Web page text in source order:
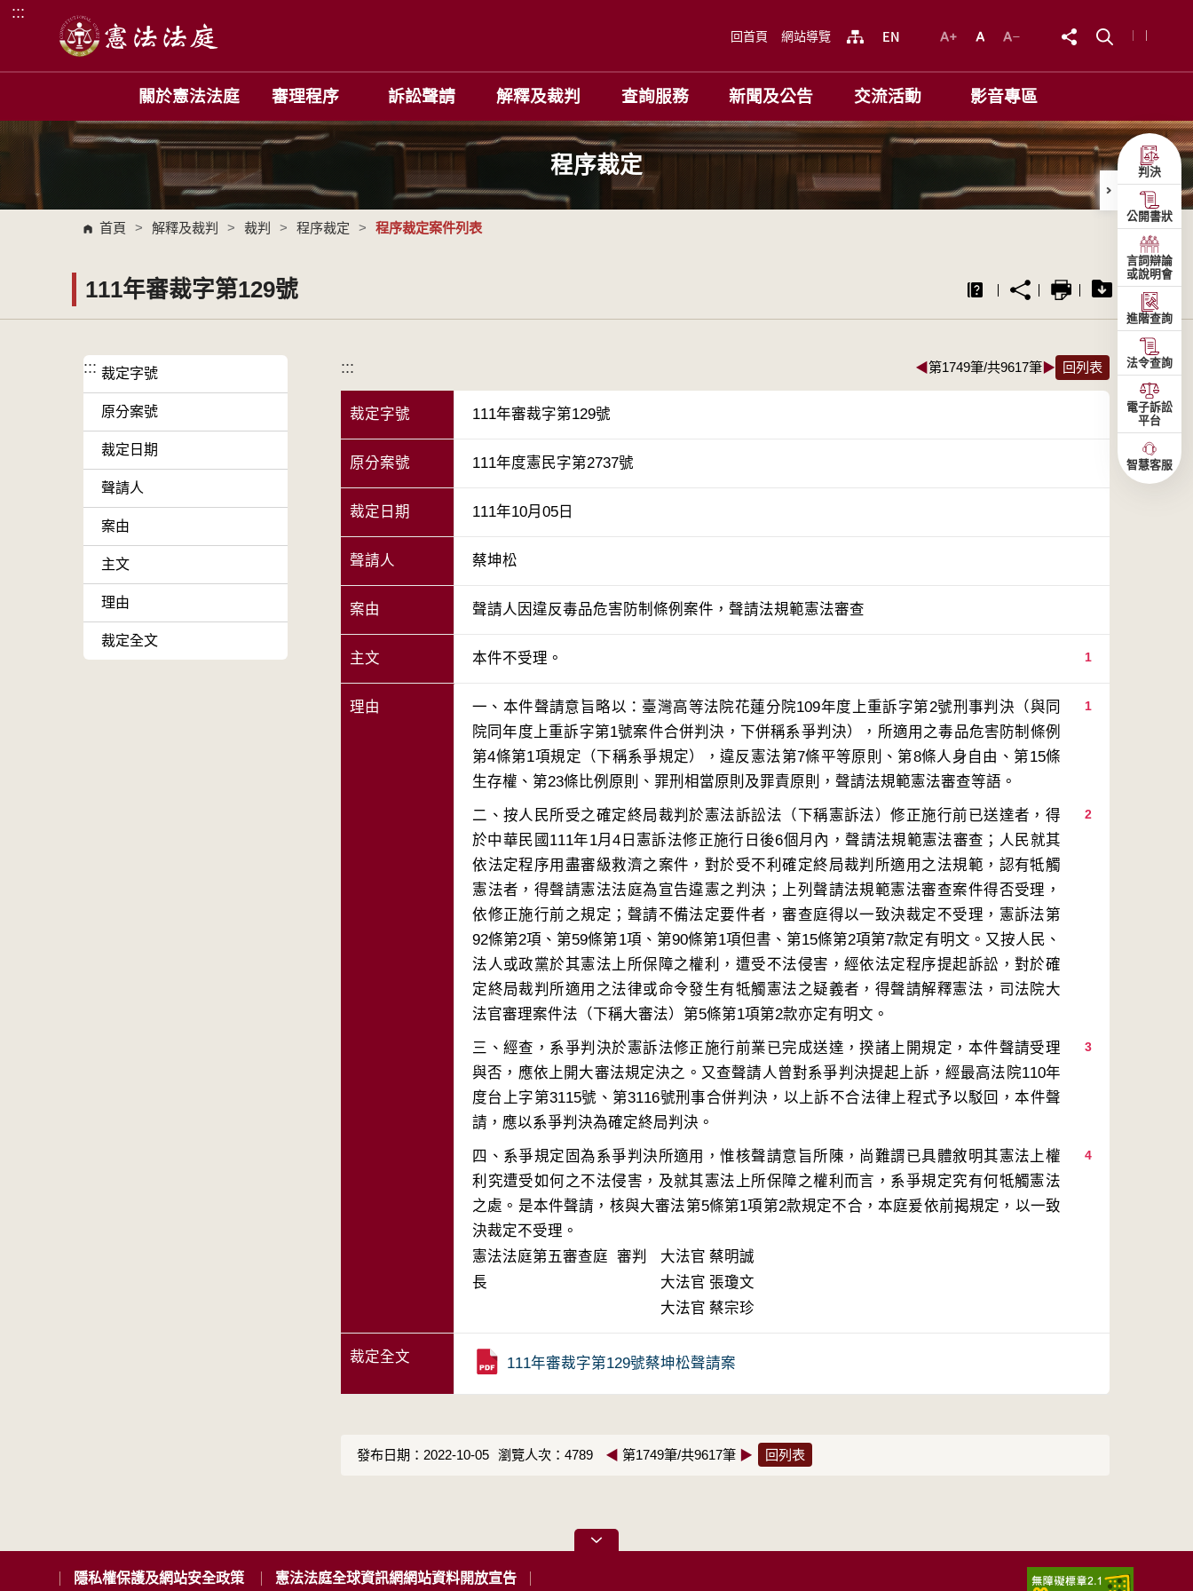
跳到主要內容區塊
:::
回首頁 網站導覽
關於憲法法庭 審理程序 訴訟聲請 解釋及裁判 查詢服務 新聞及公告 交流活動 影音專區
程序裁定
首頁 > 解釋及裁判 > 裁判 > 程序裁定 > 程序裁定案件列表
111年審裁字第129號
::: 裁定字號
原分案號
裁定日期
聲請人
案由
主文
理由
裁定全文
::: ◀第1749筆/共9617筆▶ 回列表
裁定字號 111年審裁字第129號
原分案號 111年度憲民字第2737號
裁定日期 111年10月05日
聲請人 蔡坤松
案由 聲請人因違反毒品危害防制條例案件，聲請法規範憲法審查
主文 1
本件不受理。
理由 1
一、本件聲請意旨略以：臺灣高等法院花蓮分院109年度上重訴字第2號刑事判決（與同
院同年度上重訴字第1號案件合併判決，下併稱系爭判決），所適用之毒品危害防制條例
第4條第1項規定（下稱系爭規定），違反憲法第7條平等原則、第8條人身自由、第15條
2
二、按人民所受之確定終局裁判於憲法訴訟法（下稱憲訴法）修正施行前已送達者，得
於中華民國111年1月4日憲訴法修正施行日後6個月內，聲請法規範憲法審查；人民就其
依法定程序用盡審級救濟之案件，對於受不利確定終局裁判所適用之法規範，認有牴觸
憲法者，得聲請憲法法庭為宣告違憲之判決；上列聲請法規範憲法審查案件得否受理，
依修正施行前之規定；聲請不備法定要件者，審查庭得以一致決裁定不受理，憲訴法第
92條第2項、第59條第1項、第90條第1項但書、第15條第2項第7款定有明文。又按人民、
法人或政黨於其憲法上所保障之權利，遭受不法侵害，經依法定程序提起訴訟，對於確
定終局裁判所適用之法律或命令發生有牴觸憲法之疑義者，得聲請解釋憲法，司法院大
3
三、經查，系爭判決於憲訴法修正施行前業已完成送達，揆諸上開規定，本件聲請受理
與否，應依上開大審法規定決之。又查聲請人曾對系爭判決提起上訴，經最高法院110年
度台上字第3115號、第3116號刑事合併判決，以上訴不合法律上程式予以駁回，本件聲
4
四、系爭規定固為系爭判決所適用，惟核聲請意旨所陳，尚難謂已具體敘明其憲法上權
利究遭受如何之不法侵害，及就其憲法上所保障之權利而言，系爭規定究有何牴觸憲法
之處。是本件聲請，核與大審法第5條第1項第2款規定不合，本庭爰依前揭規定，以一致
決裁定不受理。
憲法法庭第五審查庭 審判
長
大法官 蔡明誠
大法官 張瓊文
大法官 蔡宗珍
裁定全文 111年審裁字第129號蔡坤松聲請案
發布日期：2022-10-05 瀏覽人次：4789 ◀ 第1749筆/共9617筆 ▶ 回列表
隱私權保護及網站安全政策 憲法法庭全球資訊網網站資料開放宣告
判決
公開書狀
言詞辯論
或說明會
進階查詢
法令查詢
電子訴訟
平台
智慧客服